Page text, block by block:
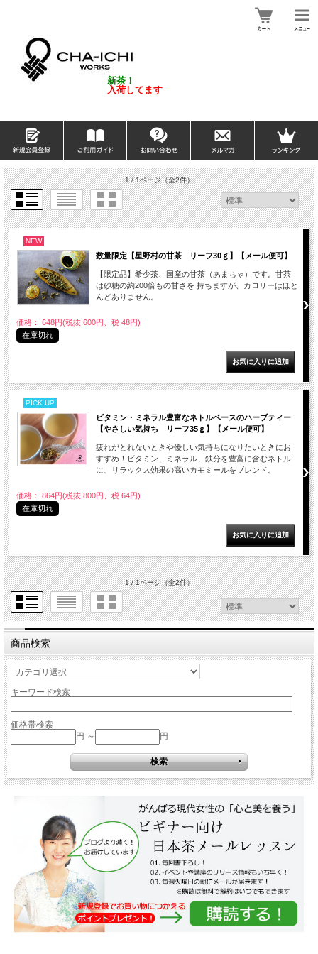
新茶！
入荷してます
1 / 1ページ（全2件）
NEW
数量限定【星野村の甘茶 リーフ30ｇ】【メール便可】
【限定品】希少茶、国産の甘茶（あまちゃ）です。甘茶
は砂糖の約200倍もの甘さを 持ちますが、カロリーはほと
んどありません。
価格： 648円(税抜 600円、税 48円)
在庫切れ
PICK UP
ビタミン・ミネラル豊富なネトルベースのハーブティー
【やさしい気持ち リーフ35ｇ】【メール便可】
疲れがとれないときや優しい気持ちになりたいときにお
すすめ！ビタミン、ミネラル、鉄分を豊富に含むネトル
に、リラックス効果の高いカモミールをブレンド。
価格： 864円(税抜 800円、税 64円)
在庫切れ
1 / 1ページ（全2件）
商品検索
キーワード検索
価格帯検索
円 ～
円